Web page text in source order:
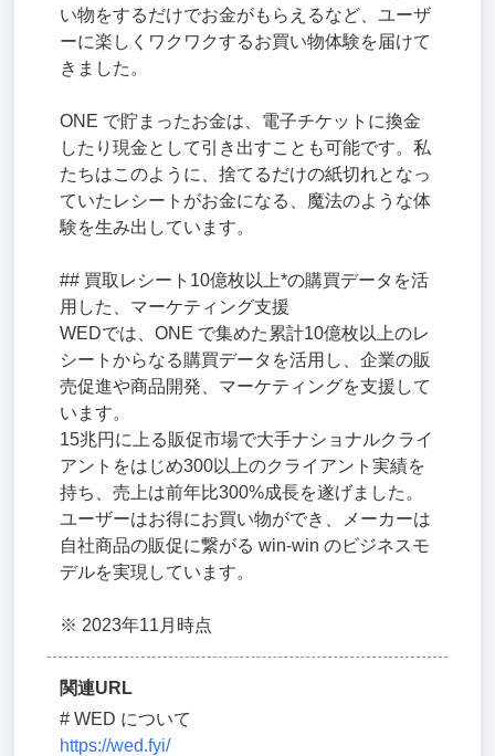
い物をするだけでお金がもらえるなど、ユーザ
ーに楽しくワクワクするお買い物体験を届けて
きました。
ONE で貯まったお金は、電子チケットに換金
したり現金として引き出すことも可能です。私
たちはこのように、捨てるだけの紙切れとなっ
ていたレシートがお金になる、魔法のような体
験を生み出しています。
## 買取レシート10億枚以上*の購買データを活
用した、マーケティング支援
WEDでは、ONE で集めた累計10億枚以上のレ
シートからなる購買データを活用し、企業の販
売促進や商品開発、マーケティングを支援して
います。
15兆円に上る販促市場で大手ナショナルクライ
アントをはじめ300以上のクライアント実績を
持ち、売上は前年比300%成長を遂げました。
ユーザーはお得にお買い物ができ、メーカーは
自社商品の販促に繋がる win-win のビジネスモ
デルを実現しています。
※ 2023年11月時点
関連URL
# WED について
https://wed.fyi/